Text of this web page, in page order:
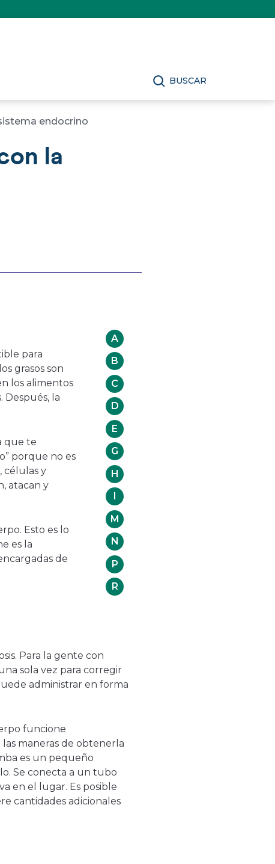
BUSCAR
endocrino
la
A
B
C
D
E
G
H
M
N
P
R
para
grasos son
los alimentos
Después, la
que te
porque no es
células y
atacan y
Esto es lo
es la
de
Para la gente con
sola vez para corregir
administrar en forma
funcione
maneras de obtenerla
es un pequeño
Se conecta a un tubo
en el lugar. Es posible
cantidades adicionales